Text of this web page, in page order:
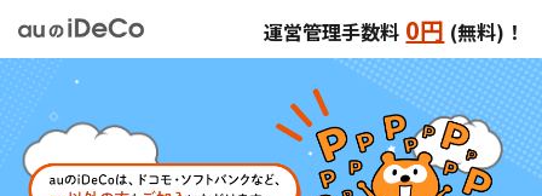
運営管理手数料 0円 (無料)！